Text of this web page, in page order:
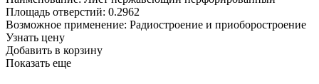
Площадь отверстий: 0.2962
Возможное применение: Радиостроение и приоборостроение
Узнать цену
Добавить в корзину
Показать еще